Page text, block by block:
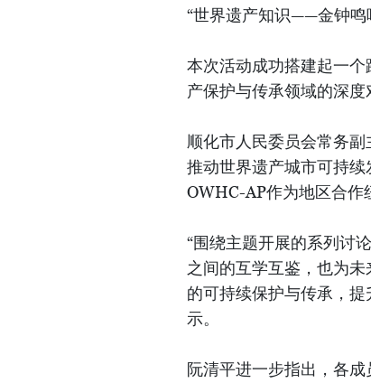
“世界遗产知识——金钟鸣
本次活动成功搭建起一
产保护与传承领域的深度
顺化市人民委员会常务
推动世界遗产城市可持
OWHC-AP作为地区合作
“围绕主题开展的系列讨
之间的互学互鉴，也为
的可持续保护与传承，
示。
阮清平进一步指出，各